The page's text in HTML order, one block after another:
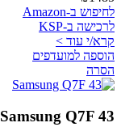
לחיפוש ב-Amazon
לרכישה ב-KSP
קרא/י עוד >
הוספה למועדפים
הסרה
Samsung Q7F 43